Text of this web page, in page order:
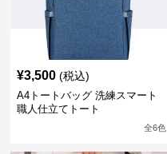
¥3,500 (税込)
A4トートバッグ 洗練スマート
職人仕立てトート
全6色